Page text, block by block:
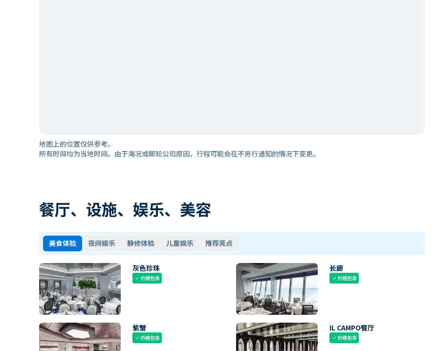
地图上的位置仅供参考。
所有时间均为当地时间。由于海况或邮轮公司原因，行程可能会在不另行通知的情况下变更。
餐厅、设施、娱乐、美容
美食体验 夜间娱乐 静修体验 儿童娱乐 推荐亮点
灰色珍珠
check价格包含
长廊
check价格包含
紫蟹
check价格包含
IL CAMPO餐厅
check价格包含